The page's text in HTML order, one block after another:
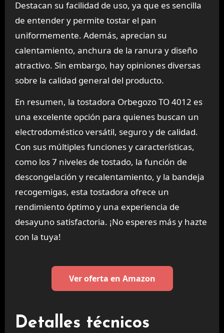
Destacan su facilidad de uso, ya que es sencilla
de entender y permite tostar el pan
uniformemente. Además, aprecian su
calentamiento, anchura de la ranura y diseño
atractivo. Sin embargo, hay opiniones diversas
sobre la calidad general del producto.
En resumen, la tostadora Orbegozo TO 4012 es
una excelente opción para quienes buscan un
electrodoméstico versátil, seguro y de calidad.
Con sus múltiples funciones y características,
como los 7 niveles de tostado, la función de
descongelación y recalentamiento, y la bandeja
recogemigas, esta tostadora ofrece un
rendimiento óptimo y una experiencia de
desayuno satisfactoria. ¡No esperes más y hazte
con la tuya!
Ver oferta en Amazon
Detalles técnicos